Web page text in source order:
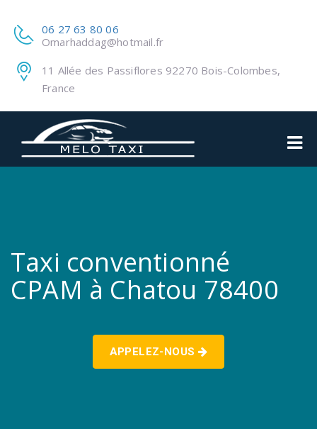
06 27 63 80 06
Omarhaddag@hotmail.fr
11 Allée des Passiflores 92270 Bois-Colombes,
France
Taxi conventionné
CPAM à Chatou 78400
APPELEZ-NOUS